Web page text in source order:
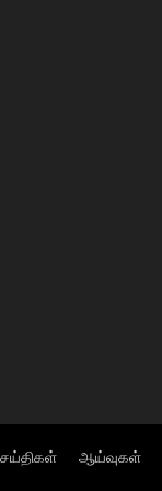
ஆய்வுகள்